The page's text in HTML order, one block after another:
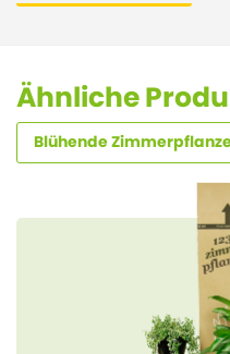
Ähnliche
Blühende